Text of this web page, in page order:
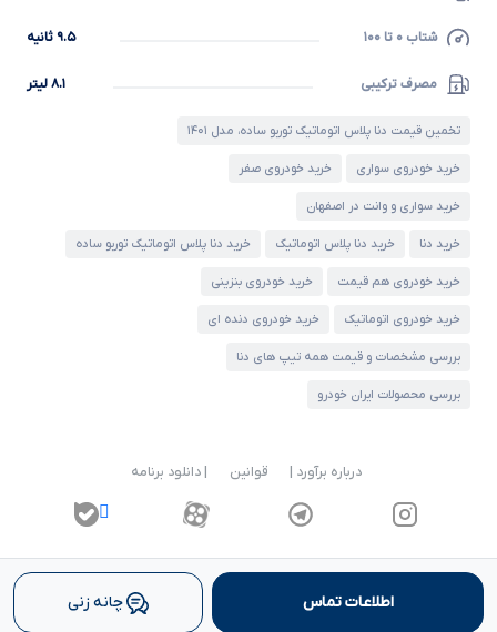
شتاب ۰ تا ۱۰۰ ۹.۵ ثانیه
مصرف ترکیبی ۸.۱ لیتر
تخمین قیمت دنا پلاس اتوماتیک توربو ساده، مدل ۱۴۰۱
خرید خودروی سواری خرید خودروی صفر
خرید سواری و وانت در اصفهان
خرید دنا خرید دنا پلاس اتوماتیک خرید دنا پلاس اتوماتیک توربو ساده
خرید خودروی هم قیمت خرید خودروی بنزینی
خرید خودروی اتوماتیک خرید خودروی دنده ای
بررسی مشخصات و قیمت همه تیپ های دنا
بررسی محصولات ایران خودرو
اطلاعات تماس چانه زنی
درباره برآورد | قوانین | دانلود برنامه